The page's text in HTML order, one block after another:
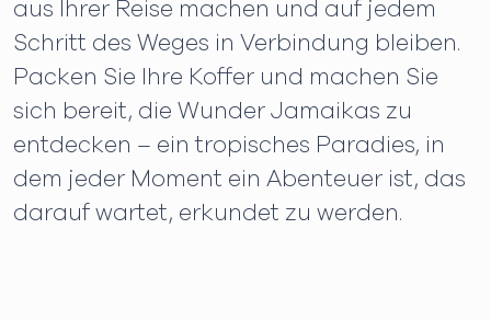
aus Ihrer Reise machen und auf jedem
Schritt des Weges in Verbindung bleiben.
Packen Sie Ihre Koffer und machen Sie
sich bereit, die Wunder Jamaikas zu
entdecken – ein tropisches Paradies, in
dem jeder Moment ein Abenteuer ist, das
darauf wartet, erkundet zu werden.